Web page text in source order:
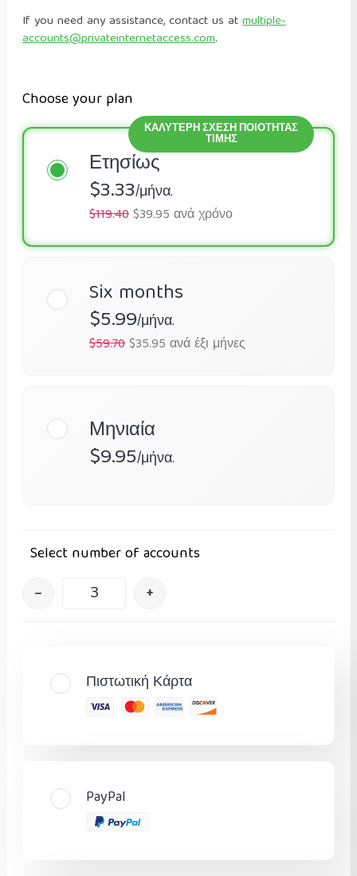
If you need any assistance, contact us atmultiple-
accounts@privateinternetaccess.com.
Choose your plan
Ετησίως
$3.33/μήνα.
$119.40$39.95 ανά χρόνο
Six months
$5.99/μήνα.
$59.70$35.95 ανά έξι μήνες
Μηνιαία
$9.95/μήνα.
Select number of accounts
– +
Πιστωτική Κάρτα
PayPal